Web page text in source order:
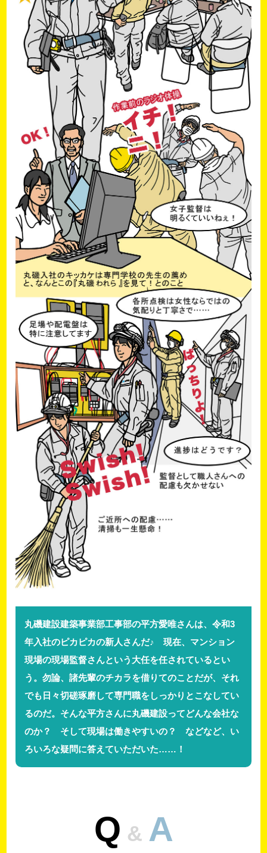
丸磯建設建築事業部工事部の平方愛唯さんは、令和3
年入社のピカピカの新人さんだ♪ 現在、マンション
現場の現場監督さんという大任を任されているとい
う。勿論、諸先輩のチカラを借りてのことだが、それ
でも日々切磋琢磨して専門職をしっかりとこなしてい
るのだ。そんな平方さんに丸磯建設ってどんな会社な
のか？ そして現場は働きやすいの？ などなど、い
ろいろな疑問に答えていただいた……！
Q & A